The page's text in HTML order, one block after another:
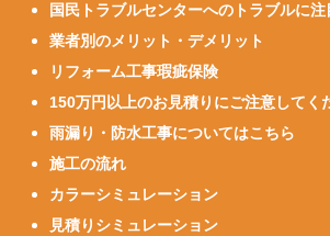
国民トラブルセンターへのトラブルに注
業者別のメリット・デメリット
リフォーム工事瑕疵保険
150万円以上のお見積りにご注意してく
雨漏り・防水工事についてはこちら
施工の流れ
カラーシミュレーション
見積りシミュレーション